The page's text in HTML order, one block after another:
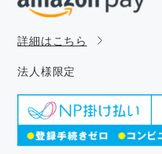
詳細はこちら
法人様限定